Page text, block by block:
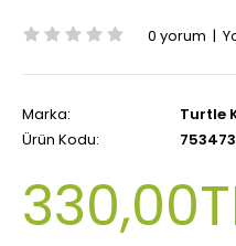
0 yorum |
Marka:
Turtle
Ürün Kodu: